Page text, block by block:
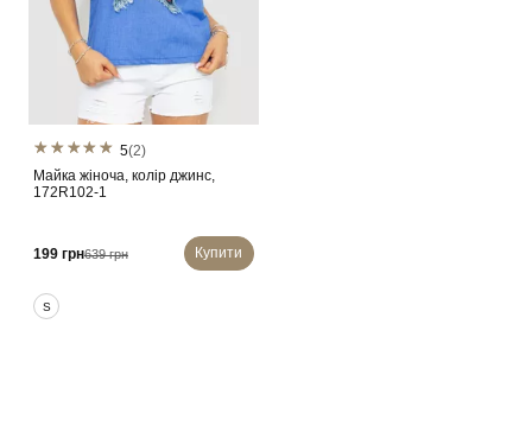
5(2)
Майка жіноча, колір джинс,
172R102-1
199 грн639 грн Купити
S